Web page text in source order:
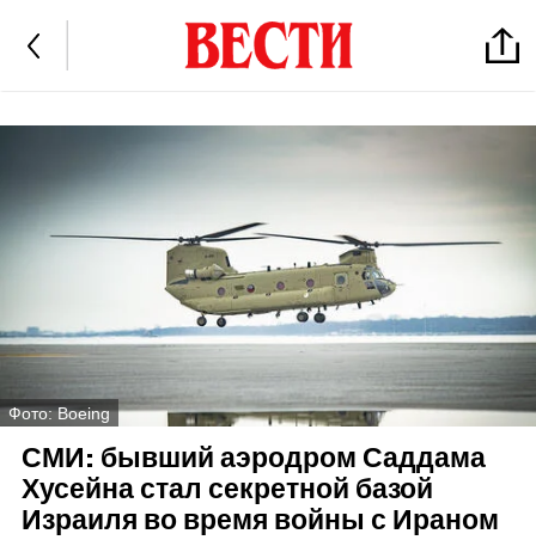
Фото: Boeing
СМИ: бывший аэродром Саддама
Хусейна стал секретной базой
Израиля во время войны с Ираном